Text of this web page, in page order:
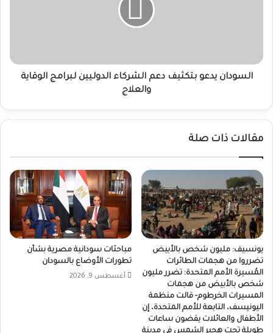
والعلاج
السودان يدعو بتكثيف دعم الشركاء الدوليين لبرامج الوقاية
والعلاج
مقالات ذات صلة
يونسيف: مليون شخص بالأبيض
تضرروا من هجمات الطائرات
المُسيرة الأمم المتحدة: تضرر مليون
شخص بالأبيض من هجمات
المسيرات الخرطوم- قالت منظمة
اليونيسف، التابعة للأمم المتحدة، إن
الأطفال والعائلات يقضون ساعات
طويلة تحت هجير الشمس في مدينة
مباحثات سودانية مصرية بشأن
تطورات الأوضاع بالسودان
أغسطس 9, 2026